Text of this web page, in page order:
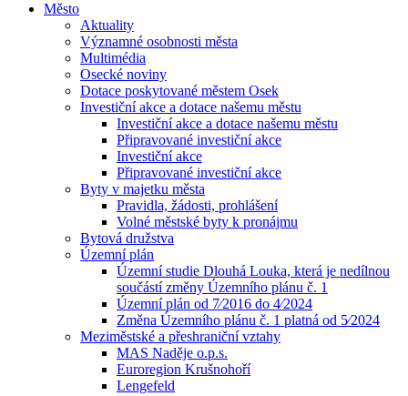
Město
Aktuality
Významné osobnosti města
Multimédia
Osecké noviny
Dotace poskytované městem Osek
Investiční akce a dotace našemu městu
Investiční akce a dotace našemu městu
Připravované investiční akce
Investiční akce
Připravované investiční akce
Byty v majetku města
Pravidla, žádosti, prohlášení
Volné městské byty k pronájmu
Bytová družstva
Územní plán
Územní studie Dlouhá Louka, která je nedílnou
součástí změny Územního plánu č. 1
Územní plán od 7⁄2016 do 4⁄2024
Změna Územního plánu č. 1 platná od 5⁄2024
Meziměstské a přeshraniční vztahy
MAS Naděje o.p.s.
Euroregion Krušnohoří
Lengefeld